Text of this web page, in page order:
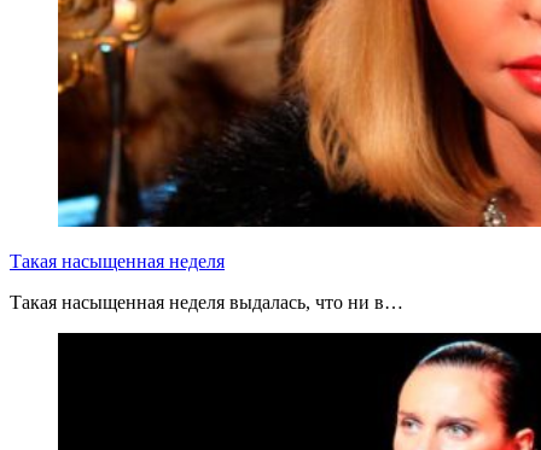
Такая насыщенная неделя
Такая насыщенная неделя выдалась, что ни в…